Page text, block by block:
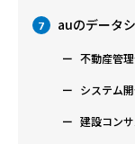
7 auのデータ
不動産管
システム
建設コン